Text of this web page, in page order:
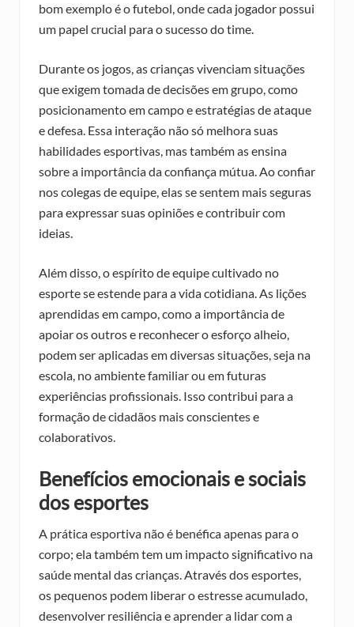
bom exemplo é o futebol, onde cada jogador possui
um papel crucial para o sucesso do time.
Durante os jogos, as crianças vivenciam situações
que exigem tomada de decisões em grupo, como
posicionamento em campo e estratégias de ataque
e defesa. Essa interação não só melhora suas
habilidades esportivas, mas também as ensina
sobre a importância da confiança mútua. Ao confiar
nos colegas de equipe, elas se sentem mais seguras
para expressar suas opiniões e contribuir com
ideias.
Além disso, o espírito de equipe cultivado no
esporte se estende para a vida cotidiana. As lições
aprendidas em campo, como a importância de
apoiar os outros e reconhecer o esforço alheio,
podem ser aplicadas em diversas situações, seja na
escola, no ambiente familiar ou em futuras
experiências profissionais. Isso contribui para a
formação de cidadãos mais conscientes e
colaborativos.
Benefícios emocionais e sociais
dos esportes
A prática esportiva não é benéfica apenas para o
corpo; ela também tem um impacto significativo na
saúde mental das crianças. Através dos esportes,
os pequenos podem liberar o estresse acumulado,
desenvolver resiliência e aprender a lidar com a